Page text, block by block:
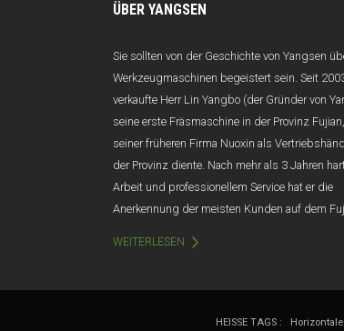
ÜBER YANGSEN
Sie sollten von der Geschichte von Yangsen
Werkzeugmaschinen begeistert sein. Seit
verkaufte Herr Lin Yangbo (der Gründer von
seine erste Fräsmaschine in der Provinz
seiner früheren Firma Nuoxin als
der Provinz diente. Nach mehr als 3 Jahren
Arbeit und professionellem Service hat er die
Anerkennung der meisten Kunden auf dem
100 Millionen Yuan. Leider wurde Nuoxin
aufgelöst. Betroffen von diesem Schlag hätte
WEITERLESEN
HEISSE TAGS :